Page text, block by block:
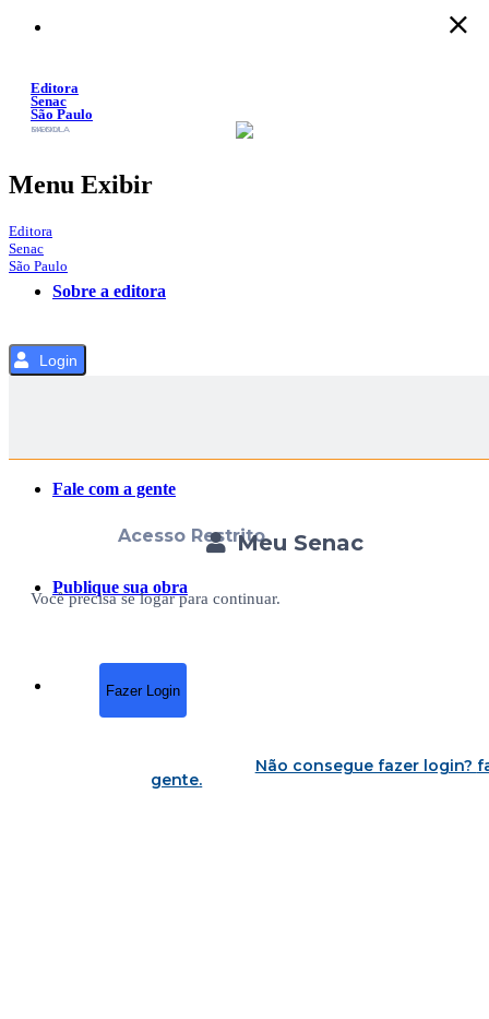
Conteúdo
Editora
Senac
São Paulo
SACOLA
MENU
Menu Exibir
Editora
Senac
São Paulo
Sobre a editora
Fale com a gente
Publique sua obra
Login
Meu Senac
Acesso Restrito
Você precisa se logar para continuar.
Fazer Login
Não consegue fazer login?
gente.